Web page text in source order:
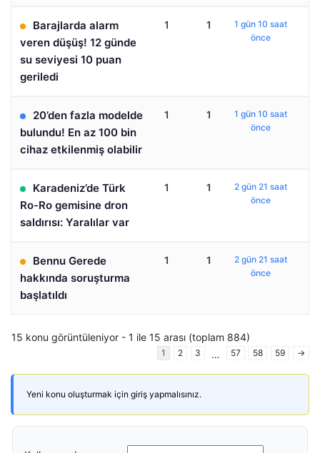
Barajlarda alarm
veren düşüş! 12 günde
su seviyesi 10 puan
geriledi
1 1
1 gün 10 saat
önce
20’den fazla modelde
bulundu! En az 100 bin
cihaz etkilenmiş olabilir
1 1
1 gün 10 saat
önce
Karadeniz’de Türk
Ro-Ro gemisine dron
saldırısı: Yaralılar var
1 1
2 gün 21 saat
önce
Bennu Gerede
hakkında soruşturma
başlatıldı
1 1
2 gün 21 saat
önce
15 konu görüntüleniyor - 1 ile 15 arası (toplam 884)
1 2 3 … 57 58 59 →
Yeni konu oluşturmak için giriş yapmalısınız.